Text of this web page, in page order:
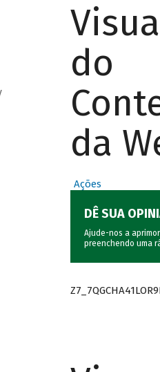
do
da
Ações
DÊ SUA
Ajude-nos a
preenchendo uma